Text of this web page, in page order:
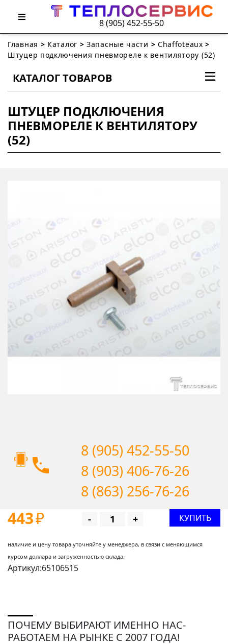
8 (905) 452-55-50
Главная > Каталог >Запасные части > Chaffoteaux >
Штуцер подключения пневмореле к вентилятору (52)
КАТАЛОГ ТОВАРОВ
ШТУЦЕР ПОДКЛЮЧЕНИЯ
ПНЕВМОРЕЛЕ К ВЕНТИЛЯТОРУ
(52)
8 (905) 452-55-50
8 (903) 406-76-26
8 (863) 256-76-26
443₽ - + КУПИТЬ
наличие и цену товара уточняйте у менеджера, в связи с меняющимся
курсом доллара и загруженностью склада.
Артикул:65106515
ПОЧЕМУ ВЫБИРАЮТ ИМЕННО НАС-
РАБОТАЕМ НА РЫНКЕ С 2007 ГОДА!